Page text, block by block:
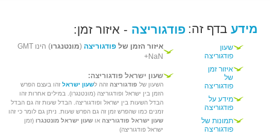
מידע בדף זה:
שעון
פודגוריצה
איזור זמן
של
פודגוריצה
מידע על
פודגוריצה
תמונות של
פודגוריצה
פודגוריצה - איזור זמן:
איזור הזמן של פודגוריצה (מונטנגרו
) הינו GMT
+NaN
שעון ישראל פודגוריצה:
השעון של פודגוריצה זהה לשעון ישראל זהו בעצם הפרש
הזמן בין ישראל ופודגוריצה (מונטנגרו). במילים אחרות זהו
הבדל השעות בין ישראל ופודגוריצה. הבדל שעות זה גם הבדל
זמנים כמו שהפרש זמן זה גם הפרש שעות. ניתן גם לומר כי זהו
שעון ישראל פודגוריצה או שעון ישראל מונטנגרו (זמן
ישראל פודגוריצה)